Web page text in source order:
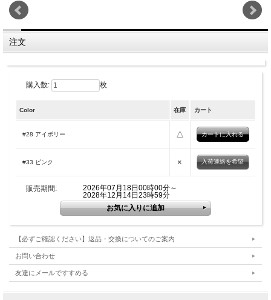
注文
購入数: 枚
Color 在庫 カート
#28 アイボリー △
#33 ピンク × 入荷連絡を希望
販売期間:
2026年07月18日00時00分～
2028年12月14日23時59分
【必ずご確認ください】返品・交換についてのご案内
お問い合わせ
友達にメールですすめる